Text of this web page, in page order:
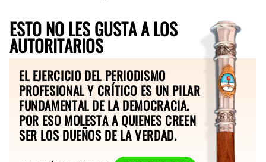
ESTO NO LES GUSTA A LOS
AUTORITARIOS
EL EJERCICIO DEL PERIODISMO
PROFESIONAL Y CRÍTICO ES UN PILAR
FUNDAMENTAL DE LA DEMOCRACIA.
POR ESO MOLESTA A QUIENES CREEN
SER LOS DUEÑOS DE LA VERDAD.